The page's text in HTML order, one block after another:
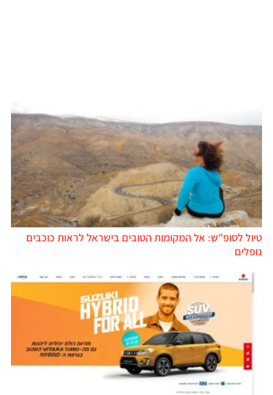
טיול לסופ"ש: אל המקומות הטובים בישראל לראות כוכבים
נופלים